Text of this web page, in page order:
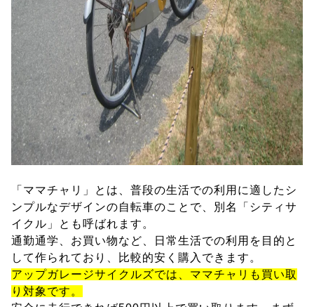
「ママチャリ」とは、普段の生活での利用に適したシ
ンプルなデザインの自転車のことで、別名「シティサ
イクル」とも呼ばれます。
通勤通学、お買い物など、日常生活での利用を目的と
して作られており、比較的安く購入できます。
アップガレージサイクルズでは、ママチャリも買い取
り対象です。